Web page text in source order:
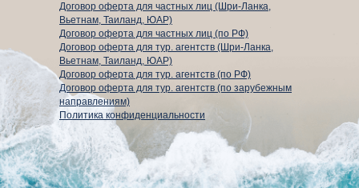
Договор оферта для частных лиц (Шри-Ланка,
Вьетнам, Таиланд, ЮАР)
Договор оферта для частных лиц (по РФ)
Договор оферта для тур. агентств (Шри-Ланка,
Вьетнам, Таиланд, ЮАР)
⁠Договор оферта для тур. агентств (по РФ)
Договор оферта для тур. агентств (по зарубежным
направлениям)
Политика конфиденциальности